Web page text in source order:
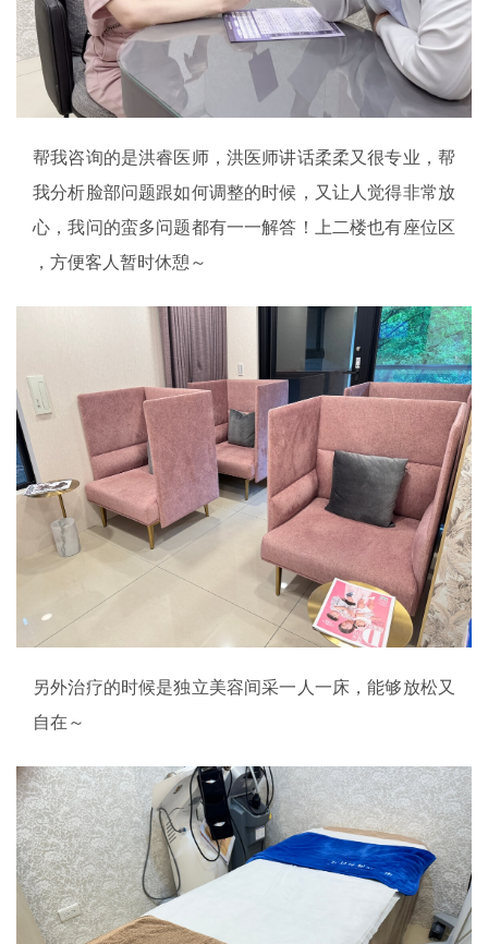
帮我咨询的是洪睿医师，洪医师讲话柔柔又很专业，帮
我分析脸部问题跟如何调整的时候，又让人觉得非常放
心，我问的蛮多问题都有一一解答！上二楼也有座位区
，方便客人暂时休憩～
另外治疗的时候是独立美容间采一人一床，能够放松又
自在～